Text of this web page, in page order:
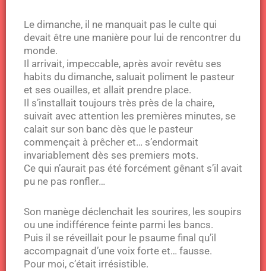
Le dimanche, il ne manquait pas le culte qui
devait être une manière pour lui de rencontrer du
monde.
Il arrivait, impeccable, après avoir revêtu ses
habits du dimanche, saluait poliment le pasteur
et ses ouailles, et allait prendre place.
Il s’installait toujours très près de la chaire,
suivait avec attention les premières minutes, se
calait sur son banc dès que le pasteur
commençait à prêcher et… s’endormait
invariablement dès ses premiers mots.
Ce qui n’aurait pas été forcément gênant s’il avait
pu ne pas ronfler…
Son manège déclenchait les sourires, les soupirs
ou une indifférence feinte parmi les bancs.
Puis il se réveillait pour le psaume final qu’il
accompagnait d’une voix forte et… fausse.
Pour moi, c’était irrésistible.